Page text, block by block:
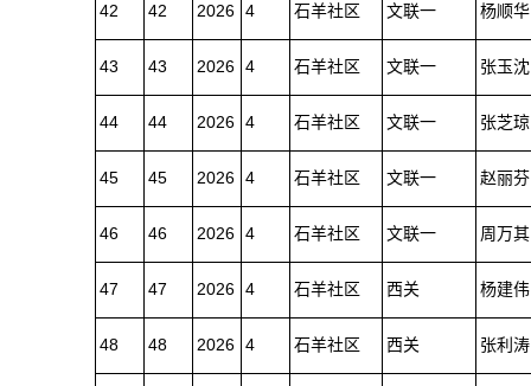
42 42 2026 4 石羊社区 文联一 杨顺华
43 43 2026 4 石羊社区 文联一 张玉沈
44 44 2026 4 石羊社区 文联一 张芝琼
45 45 2026 4 石羊社区 文联一 赵丽芬
46 46 2026 4 石羊社区 文联一 周万其
47 47 2026 4 石羊社区 西关 杨建伟
48 48 2026 4 石羊社区 西关 张利涛